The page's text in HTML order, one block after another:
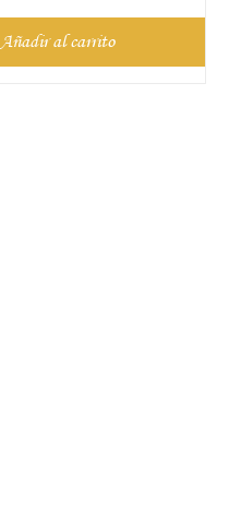
Añadir al carrito